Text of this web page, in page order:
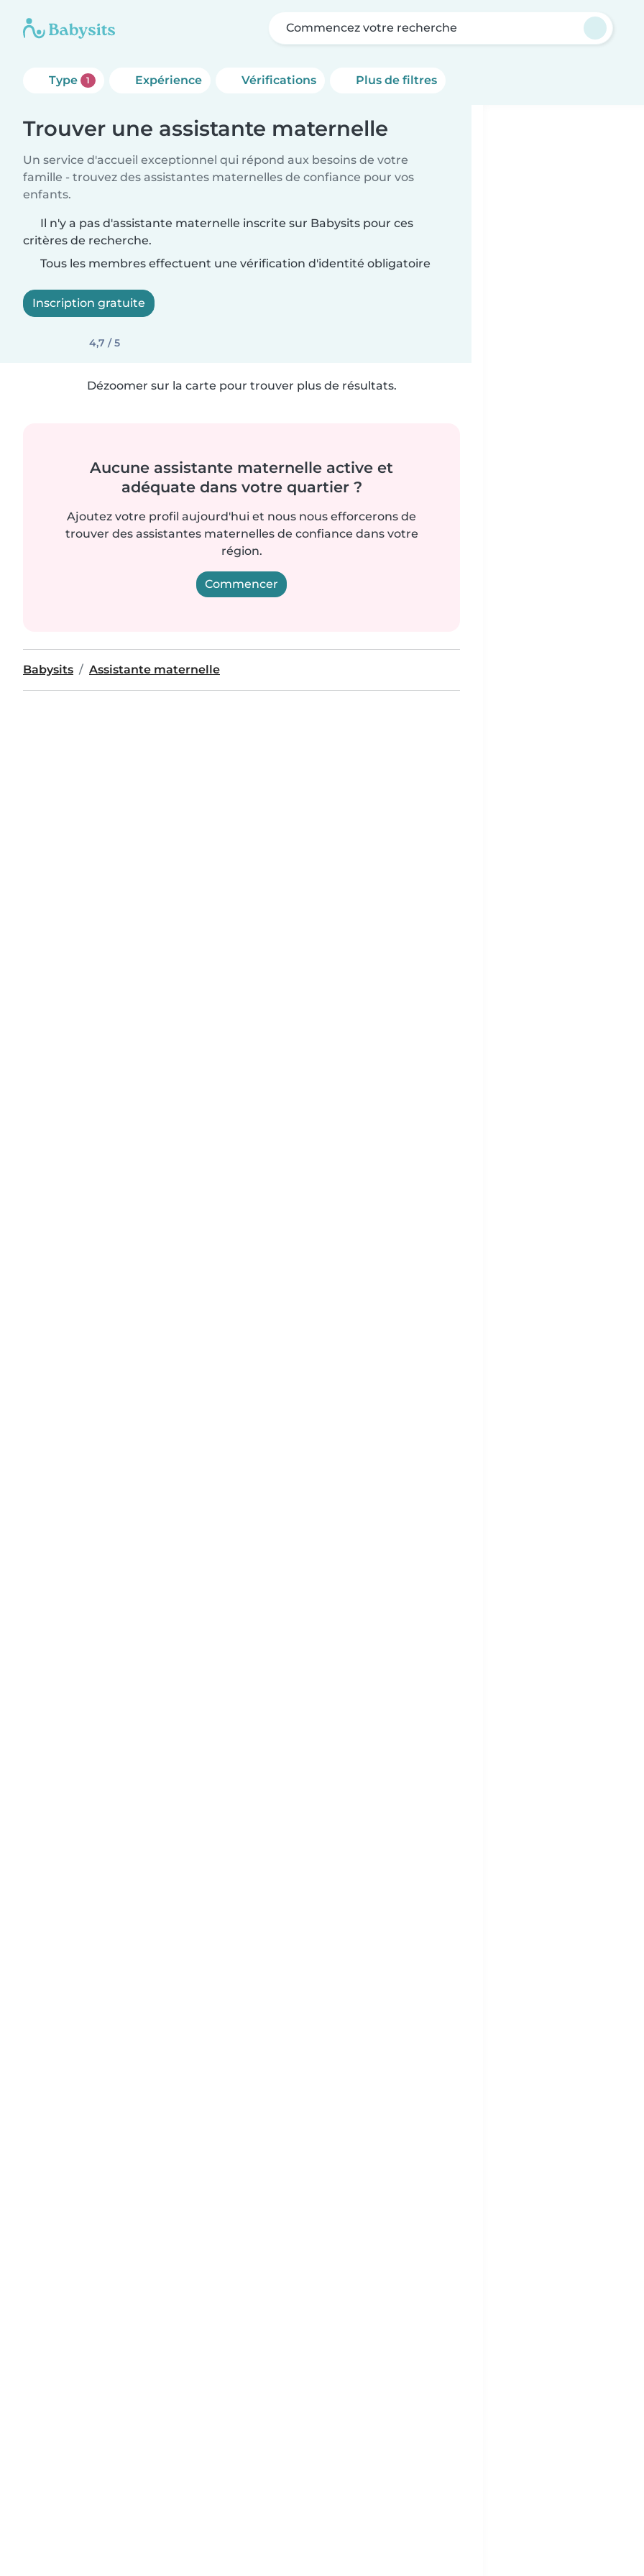
Commencez votre recherche
Type 1 Expérience Vérifications Plus de filtres
Trouver une assistante maternelle
Un service d'accueil exceptionnel qui répond aux besoins de votre
famille - trouvez des assistantes maternelles de confiance pour vos
enfants.
Il n'y a pas d'assistante maternelle inscrite sur Babysits pour ces
critères de recherche.
Tous les membres effectuent une vérification d'identité obligatoire
Inscription gratuite
4,7 / 5
Dézoomer sur la carte pour trouver plus de résultats.
Aucune assistante maternelle active et
adéquate dans votre quartier ?
Ajoutez votre profil aujourd'hui et nous nous efforcerons de
trouver des assistantes maternelles de confiance dans votre
région.
Commencer
Babysits Assistante maternelle